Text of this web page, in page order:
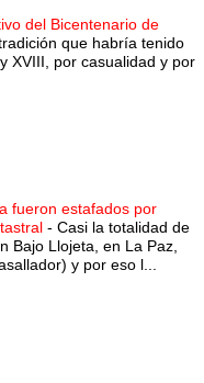
del Bicentenario de
que habría tenido
XVIII, por casualidad y por
fueron estafados por
- Casi la totalidad de
Bajo Llojeta, en La Paz,
y por eso l...